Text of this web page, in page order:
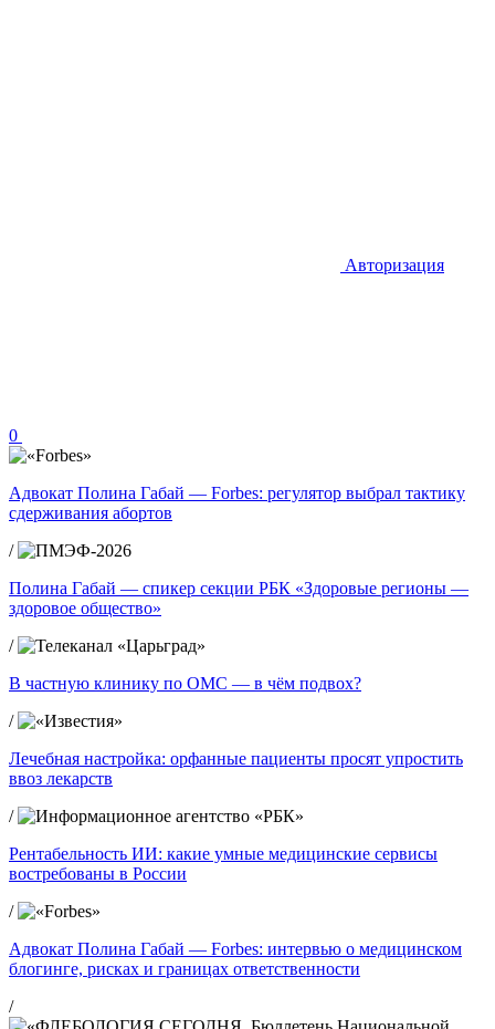
Авторизация
0
Адвокат Полина Габай — Forbes: регулятор выбрал тактику
сдерживания абортов
/
Полина Габай — спикер секции РБК «Здоровые регионы —
здоровое общество»
/
В частную клинику по ОМС — в чём подвох?
/
Лечебная настройка: орфанные пациенты просят упростить
ввоз лекарств
/
Рентабельность ИИ: какие умные медицинские сервисы
востребованы в России
/
Адвокат Полина Габай — Forbes: интервью о медицинском
блогинге, рисках и границах ответственности
/